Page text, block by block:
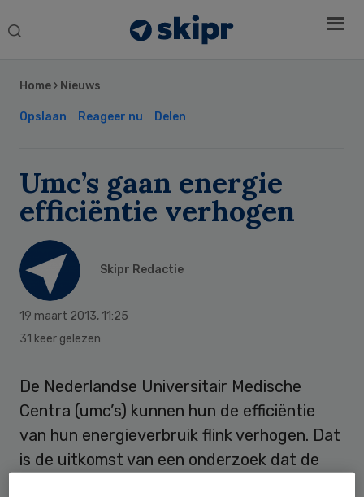
Search
Home › Nieuws
Opslaan Reageer nu Delen
Umc’s gaan energie
efficiëntie verhogen
Skipr Redactie
19 maart 2013, 11:25
31 keer gelezen
De Nederlandse Universitair Medische
Centra (umc’s) kunnen hun de efficiëntie
van hun energieverbruik flink verhogen. Dat
is de uitkomst van een onderzoek dat de
Sidebar